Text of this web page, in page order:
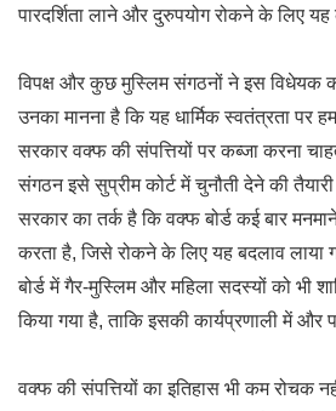
पारदर्शिता लाने और दुरुपयोग रोकने के लिए
विपक्ष और कुछ मुस्लिम संगठनों ने इस विधेयक
उनका मानना है कि यह धार्मिक स्वतंत्रता पर
सरकार वक्फ की संपत्तियों पर कब्जा करना
संगठन इसे सुप्रीम कोर्ट में चुनौती देने की
सरकार का तर्क है कि वक्फ बोर्ड कई बार
करता है, जिसे रोकने के लिए यह बदलाव
बोर्ड में गैर-मुस्लिम और महिला सदस्यों को भी
किया गया है, ताकि इसकी कार्यप्रणाली में और
वक्फ की संपत्तियों का इतिहास भी कम रोचक